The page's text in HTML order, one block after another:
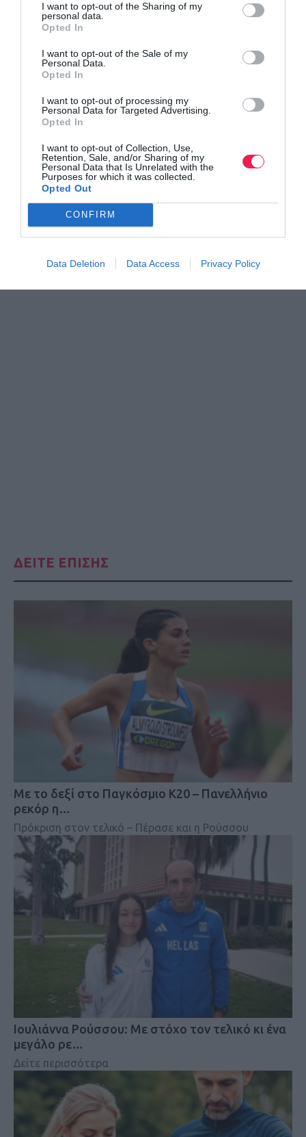
I want to opt-out of the Sharing of my
personal data.
Opted In
I want to opt-out of the Sale of my
Personal Data.
Opted In
I want to opt-out of processing my
Personal Data for Targeted Advertising.
Opted In
I want to opt-out of Collection, Use,
Retention, Sale, and/or Sharing of my
Personal Data that Is Unrelated with the
Purposes for which it was collected.
Opted Out
CONFIRM
Data Deletion Data Access Privacy Policy
Μάθετε πρώτοι όλα τα νέα για το τρέξιμο στην Ελλάδα
και τον κόσμο στοGoogleNews του Runnermagazine
Ακολουθήστε τοRunnermagazineσεInstagram,
FacebookκαιTwitter.
ΔΕΙΤΕ ΕΠΙΣΗΣ
Mε το δεξί στο Παγκόσμιο Κ20 – Πανελλήνιο
ρεκόρ η…
Πρόκριση στον τελικό – Πέρασε και η Ρούσσου
Iουλιάννα Ρούσσου: Με στόχο τον τελικό κι ένα
μεγάλο ρε…
Δείτε περισσότερα